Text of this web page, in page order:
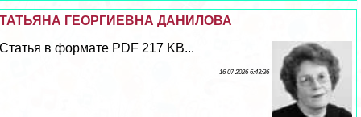
ТАТЬЯНА ГЕОРГИЕВНА ДАНИЛОВА
Статья в формате PDF 217 KB...
16 07 2026 6:43:36